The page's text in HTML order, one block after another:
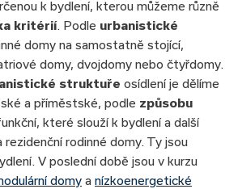
k bydlení, kterou můžeme různě
kritérií. Podle urbanistické
domy na samostatně stojící,
domy, dvojdomy nebo čtyřdomy.
struktuře osídlení je dělíme
a příměstské, podle způsobu
které slouží k bydlení a další
rodinné domy. Ty jsou
V poslední době jsou v kurzu
domy a nízkoenergetické